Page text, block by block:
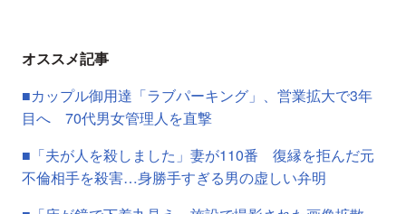
オススメ記事
■カップル御用達「ラブパーキング」、営業拡大で3年
目へ 70代男女管理人を直撃
■「夫が人を殺しました」妻が110番 復縁を拒んだ元
不倫相手を殺害…身勝手すぎる男の虚しい弁明